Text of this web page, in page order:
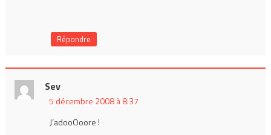
Répondre
Sev
5 décembre 2008 à 8:37
J’adooOoore !